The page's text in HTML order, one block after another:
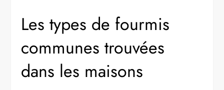
Les types de fourmis
communes trouvées
dans les maisons